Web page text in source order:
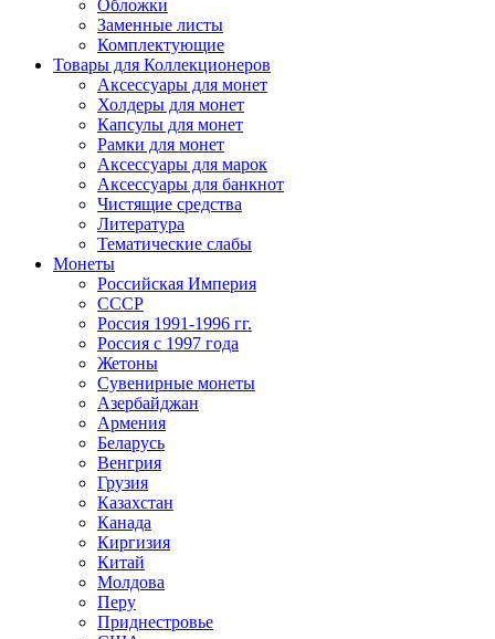
Обложки
Заменные листы
Комплектующие
Товары для Коллекционеров
Аксессуары для монет
Холдеры для монет
Капсулы для монет
Рамки для монет
Аксессуары для марок
Аксессуары для банкнот
Чистящие средства
Литература
Тематические слабы
Монеты
Российская Империя
СССР
Россия 1991-1996 гг.
Россия с 1997 года
Жетоны
Сувенирные монеты
Азербайджан
Армения
Беларусь
Венгрия
Грузия
Казахстан
Канада
Киргизия
Китай
Молдова
Перу
Приднестровье